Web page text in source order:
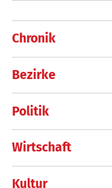
Chronik
Bezirke
Politik
Wirtschaft
Kultur